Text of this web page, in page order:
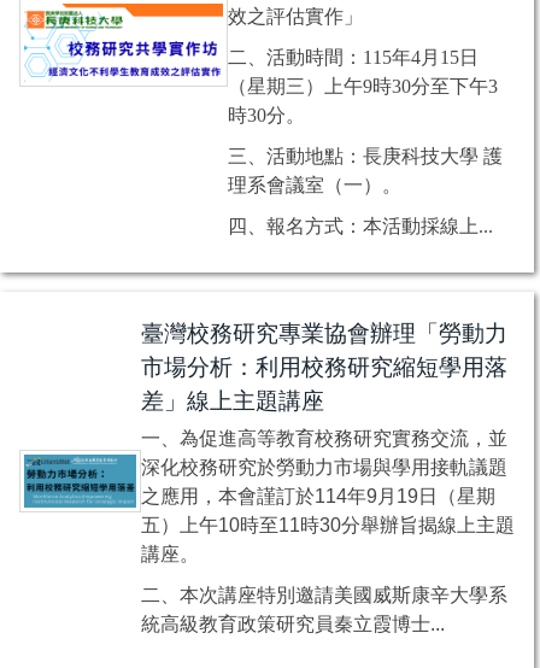
效之評估實作」
二、活動時間：115年4月15日
（星期三）上午9時30分至下午3
時30分。
三、活動地點：長庚科技大學 護
理系會議室（一）。
四、報名方式：本活動採線上...
臺灣校務研究專業協會辦理「勞動力
市場分析：利用校務研究縮短學用落
差」線上主題講座
一、為促進高等教育校務研究實務交流，並
深化校務研究於勞動力市場與學用接軌議題
之應用，本會謹訂於114年9月19日（星期
五）上午10時至11時30分舉辦旨揭線上主題
講座。
二、本次講座特別邀請美國威斯康辛大學系
統高級教育政策研究員秦立霞博士...